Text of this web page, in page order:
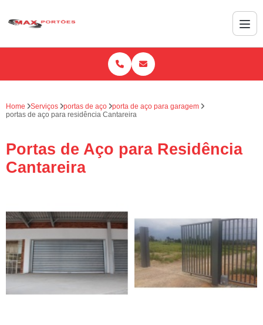
Home Serviços portas de aço
porta de aço para garagem
portas de aço para residência Cantareira
Portas de Aço para Residência
Cantareira